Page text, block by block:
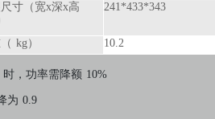
寸（宽x深x高
241*433*343
kg） 10.2
，功率需降额 10%
为 0.9